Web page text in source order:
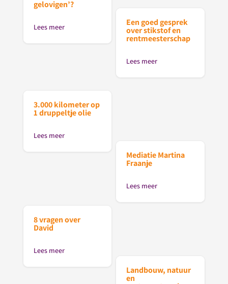
gelovigen’?
Lees meer Een goed gesprek
over stikstof en
rentmeesterschap
Lees meer
3.000 kilometer op
1 druppeltje olie
Lees meer
Mediatie Martina
Fraanje
Lees meer
8 vragen over
David
Lees meer
Landbouw, natuur
en